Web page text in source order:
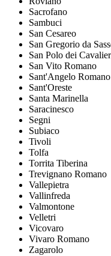
Sacrofano
Sambuci
San Cesareo
San Gregorio da
San Polo dei
San Vito Romano
Sant'Angelo Romano
Sant'Oreste
Santa Marinella
Saracinesco
Segni
Subiaco
Tivoli
Tolfa
Torrita Tiberina
Trevignano Romano
Vallepietra
Vallinfreda
Valmontone
Velletri
Vicovaro
Vivaro Romano
Zagarolo